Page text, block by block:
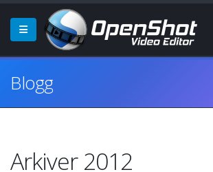
Blogg
Arkiver 2012